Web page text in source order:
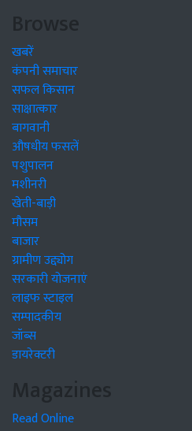
Browse
खबरें
कंपनी समाचार
सफल किसान
साक्षात्कार
बागवानी
औषधीय फसलें
पशुपालन
मशीनरी
खेती-बाड़ी
मौसम
बाजार
ग्रामीण उद्द्योग
सरकारी योजनाएं
लाइफ स्टाइल
सम्पादकीय
जॉब्स
डायरेक्टरी
Magazines
Read Online